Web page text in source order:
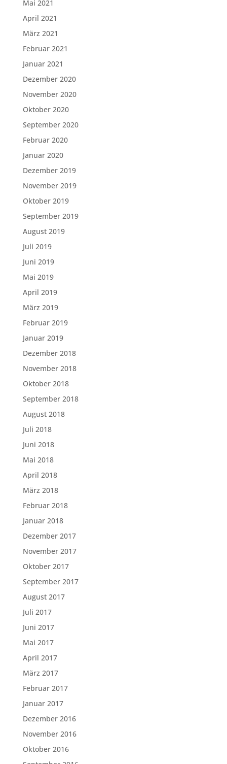
Mai 2021
April 2021
März 2021
Februar 2021
Januar 2021
Dezember 2020
November 2020
Oktober 2020
September 2020
Februar 2020
Januar 2020
Dezember 2019
November 2019
Oktober 2019
September 2019
August 2019
Juli 2019
Juni 2019
Mai 2019
April 2019
März 2019
Februar 2019
Januar 2019
Dezember 2018
November 2018
Oktober 2018
September 2018
August 2018
Juli 2018
Juni 2018
Mai 2018
April 2018
März 2018
Februar 2018
Januar 2018
Dezember 2017
November 2017
Oktober 2017
September 2017
August 2017
Juli 2017
Juni 2017
Mai 2017
April 2017
März 2017
Februar 2017
Januar 2017
Dezember 2016
November 2016
Oktober 2016